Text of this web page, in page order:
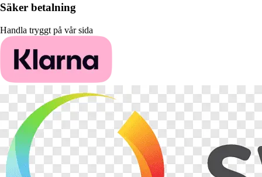
Säker betalning
Handla tryggt på vår sida